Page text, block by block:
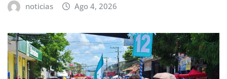
noticias Ago 4, 2026